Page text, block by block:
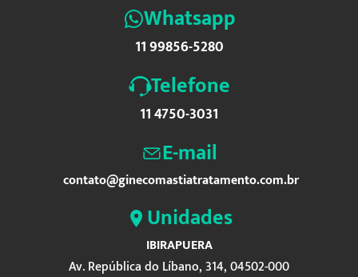
Whatsapp
11 99856-5280
Telefone
11 4750-3031
E-mail
contato@ginecomastiatratamento.com.br
Unidades
IBIRAPUERA
Av. República do Líbano, 314, 04502-000